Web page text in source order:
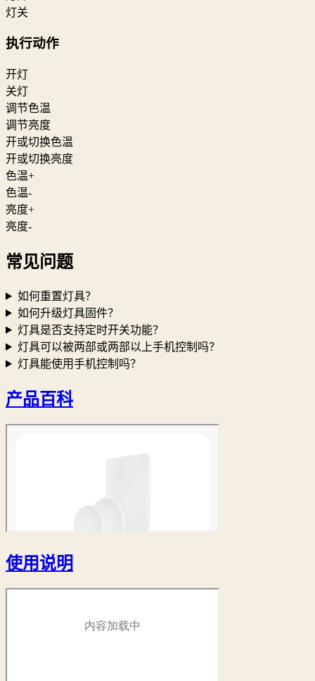
灯关
执行动作
开灯
关灯
调节色温
调节亮度
开或切换色温
开或切换亮度
色温+
色温-
亮度+
亮度-
常见问题
如何重置灯具？
如何升级灯具固件？
灯具是否支持定时开关功能？
灯具可以被两部或两部以上手机控制吗？
灯具能使用手机控制吗？
产品百科
使用说明